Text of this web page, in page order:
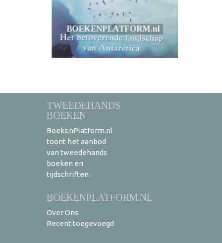
TWEEDEHANDS
BOEKEN
BoekenPlatform.nl
toont het aanbod
van tweedehands
boeken en
tijdschriften
BOEKENPLATFORM.NL
Over Ons
Recent toegevoegd